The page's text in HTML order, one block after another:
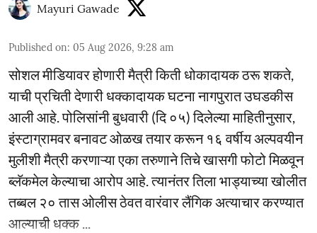
Mayuri Gawade
Published on: 05 Aug 2026, 9:28 am
सोशल मीडियावर होणारी मैत्री किती धोकादायक ठरू शकते,
याची प्रचिती देणारी धक्कादायक घटना नागपुरात उघडकीस
आली आहे. पोलिसांनी बुधवारी (दि ०५) दिलेल्या माहितीनुसार,
इंस्टाग्रामवर बनावट ओळख तयार करून १६ वर्षीय अल्पवयीन
मुलीशी मैत्री करणाऱ्या एका तरुणाने तिचे खासगी फोटो मिळवून
ब्लॅकमेल केल्याचा आरोप आहे. त्यानंतर तिला भाड्याच्या खोलीत
तब्बल २० तास ओलीस ठेवत वारंवार लैंगिक अत्याचार करण्यात
आल्याची धक्क ...